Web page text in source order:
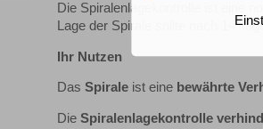
Die Spiralenlagekontrolle ist eine
Lage der Spirale sollte nach 14
Ihr Nutzen
Das Spirale ist eine bewährte
Die Spiralenlagekontrolle